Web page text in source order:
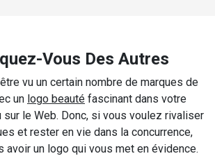
Vous Des Autres
vu un certain nombre de marques de
un logo beauté fascinant dans votre
sur le Web. Donc, si vous voulez rivaliser
et rester en vie dans la concurrence,
avoir un logo qui vous met en évidence.